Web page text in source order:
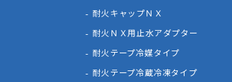
耐火キャップＮＸ
耐火ＮＸ用止水アダプター
耐火テープ冷媒タイプ
耐火テープ冷蔵冷凍タイプ